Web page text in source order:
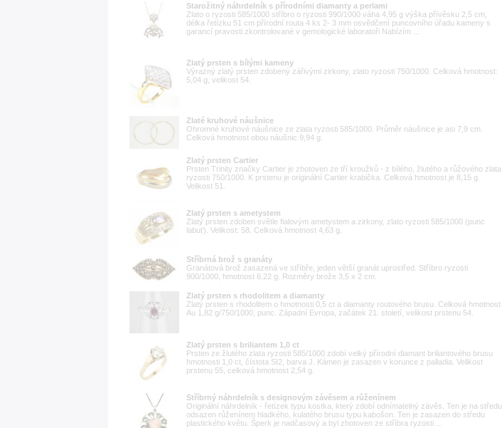
Starožitný náhrdelník s přírodními diamanty a perlami
Zlato o ryzosti 585/1000 stříbro o ryzosti 990/1000 váha 4,95 g výška přívěsku 2,5 cm,
délka řetízku 51 cm přírodní routa 4 ks 2- 3 mm osvědčení puncovního úřadu kameny s
garancí pravosti zkontrolované v gemologické laboratoři Nabízím ...
Zlatý prsten s bílými kameny
Výrazný zlatý prsten zdobený zářivými zirkony, zlato ryzosti 750/1000. Celková hmotnost:
5,04 g, velikost 54.
Zlaté kruhové náušnice
Ohromné kruhové náušnice ze zlata ryzosti 585/1000. Průměr náušnice je asi 7,9 cm.
Celková hmotnost obou náušnic 9,94 g.
Zlatý prsten Cartier
Prsten Trinity značky Cartier je zhotoven ze tří kroužků - z bílého, žlutého a růžového zlata
ryzosti 750/1000. K prstenu je originální Cartier krabička. Celková hmotnost je 8,15 g.
Velikost 51.
Zlatý prsten s ametystem
Zlatý prsten zdoben světle fialovým ametystem a zirkony, zlato ryzosti 585/1000 (punc
labuť). Velikost: 58. Celková hmotnost 4,63 g.
Stříbrná brož s granáty
Granátová brož zasazená ve stříbře, jeden větší granát uprostřed. Stříbro ryzosti
900/1000, hmotnost 6,22 g. Rozměry brože 3,5 x 2 cm.
Zlatý prsten s rhodolitem a diamanty
Zlatý prsten s rhodolitem o hmotnosti 0,5 ct a diamanty routového brusu. Celková hmotnost
Au 1,82 g/750/1000, punc. Západní Evropa, začátek 21. století, velikost prstenu 54.
Zlatý prsten s briliantem 1,0 ct
Prsten ze žlutého zlata ryzosti 585/1000 zdobí velký přírodní diamant briliantového brusu
hmotnosti 1,0 ct, čístota SI2, barva J. Kámen je zasazen v korunce z palladia. Velikost
prstenu 55, celková hmotnost 2,54 g.
Stříbrný náhrdelník s designovým závěsem a růženínem
Originální náhrdelník - řetízek typu kostka, který zdobí odnímatelný závěs. Ten je na středu
odsazen růženínem hladkého, kulatého brusu typu kabošon. Ten je zasazen do středu
plastického květu. Šperk je nadčasový a byl zhotoven ze stříbra ryzosti ...